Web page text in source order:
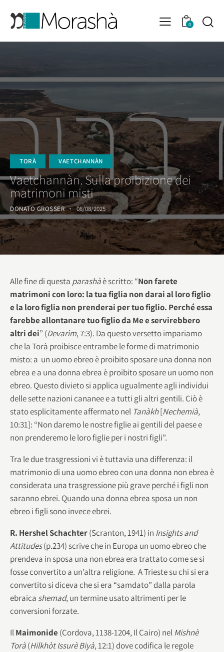
0
TORÀ VAETCHANNÀN
Vaetchannàn. Sulla proibizione dei
matrimoni misti
DONATO GROSSER 08/08/2025
Alle fine di questa parashàè scritto: “Non farete
matrimoni con loro: la tua figlia non darai al loro figlio
e la loro figlia non prenderai per tuo figlio. Perché essa
farebbe allontanare tuo figlio da Me e servirebbero
altri dei” (Devarìm, 7:3). Da questo versetto impariamo
che la Torà proibisce entrambe le forme di matrimonio
misto: a un uomo ebreo è proibito sposare una donna non
ebrea e a una donna ebrea è proibito sposare un uomo non
ebreo. Questo divieto si applica ugualmente agli individui
delle sette nazioni cananee e a tutti gli altri gentili. Ciò è
stato esplicitamente affermato nel Tanàkh[Nechemià,
10:31]: “Non daremo le nostre figlie ai gentili del paese e
non prenderemo le loro figlie per i nostri figli”.
Tra le due trasgressioni vi è tuttavia una differenza: il
matrimonio di una uomo ebreo con una donna non ebrea è
considerata una trasgressione più grave perché i figli non
saranno ebrei. Quando una donna ebrea sposa un non
ebreo i figli sono invece ebrei.
R. Hershel Schachter(Scranton, 1941) in Insights and
Attitudes(p.234) scrive che in Europa un uomo ebreo che
prendeva in sposa una non ebrea era trattato come se si
fosse convertito a un’altra religione. A Trieste su chi si era
convertito si diceva che si era “samdato” dalla parola
ebraica shemad, un termine usato altrimenti per le
conversioni forzate.
IlMaimonide (Cordova, 1138-1204, Il Cairo) nelMishnè
Torà(Hilkhòt Issurè Biyà, 12:1) dove codifica le regole